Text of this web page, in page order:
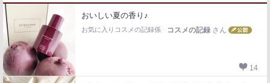
おいしい夏の香り♪
お気に入りコスメの記録係 コスメの記録 さん
14